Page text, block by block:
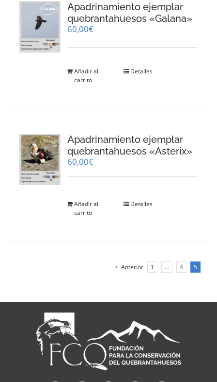
Apadrinamiento ejemplar
quebrantahuesos «Galana»
60,00€
Añadir al
carrito
Detalles
Apadrinamiento ejemplar
quebrantahuesos «Asterix»
60,00€
Añadir al
carrito
Detalles
Anterior 1 … 4 5